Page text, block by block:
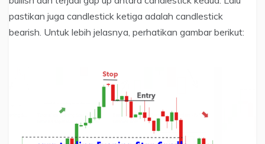
pastikan juga candlestick ketiga adalah candlestick
bearish. Untuk lebih jelasnya, perhatikan gambar berikut: